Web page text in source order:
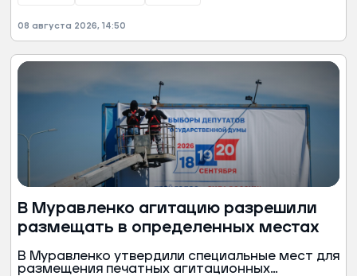
08 августа 2026, 14:50
В Муравленко агитацию разрешили
размещать в определенных местах
В Муравленко утвердили специальные мест для
размещения печатных агитационных